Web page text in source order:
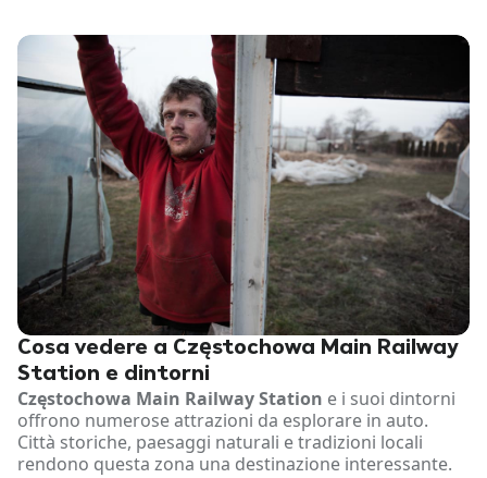
Cosa vedere a Częstochowa Main Railway
Station e dintorni
Częstochowa Main Railway Station e i suoi dintorni
offrono numerose attrazioni da esplorare in auto.
Città storiche, paesaggi naturali e tradizioni locali
rendono questa zona una destinazione interessante.